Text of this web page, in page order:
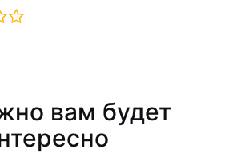
вам будет